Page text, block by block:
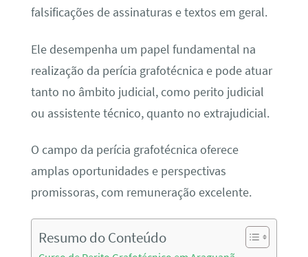
falsificações de assinaturas e textos em geral.
Ele desempenha um papel fundamental na
realização da perícia grafotécnica e pode atuar
tanto no âmbito judicial, como perito judicial
ou assistente técnico, quanto no extrajudicial.
O campo da perícia grafotécnica oferece
amplas oportunidades e perspectivas
promissoras, com remuneração excelente.
Resumo do Conteúdo